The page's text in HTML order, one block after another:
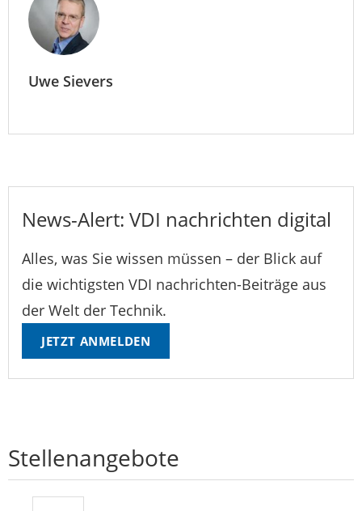
Uwe Sievers
News-Alert: VDI nachrichten digital
Alles, was Sie wissen müssen – der Blick auf
die wichtigsten VDI nachrichten-Beiträge aus
der Welt der Technik.
JETZT ANMELDEN
Stellenangebote